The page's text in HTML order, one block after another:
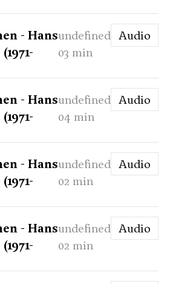
- Hansundefined
03 min
Audio
- Hansundefined
04 min
Audio
- Hansundefined
02 min
Audio
- Hansundefined
02 min
Audio